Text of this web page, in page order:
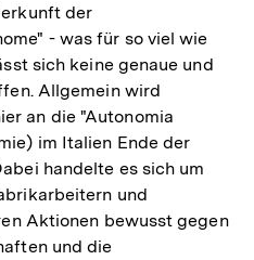
der
- was für so viel wie
sich keine genaue und
Allgemein wird
an die "Autonomia
im Italien Ende der
handelte es sich um
und
Aktionen bewusst gegen
und die